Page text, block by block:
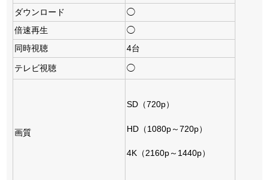
ダウンロード
◯
倍速再生
◯
同時視聴
4台
テレビ視聴 ◯
画質
SD（720p）
HD（1080p～720p）
4K（2160p～1440p）